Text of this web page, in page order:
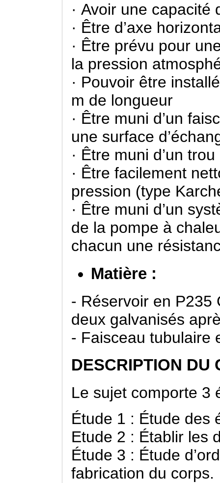
· Avoir une capacité
· Être d’axe
· Être prévu pour
la pression
· Pouvoir être
m de longueur
· Être muni d’un
une surface
· Être muni d’un
· Être facilement
pression (type
· Être muni d’un
de la pompe à
chacun une
Matière :
- Réservoir en P235
deux galvanisés
- Faisceau tubulaire
DESCRIPTION DU
Le sujet comporte 3
Étude 1 : Étude des
Etude 2 : Établir les
Étude 3 : Étude
fabrication du corps.